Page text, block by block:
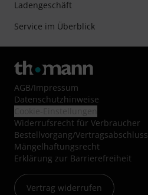
Ladengeschäft
Service im Überblick
AGB/Impressum
Datenschutzhinweise
Widerrufsrecht für Verbraucher
Bestellvorgang/Vertragsabschluss
Mängelhaftungsrecht
Erklärung zur Barrierefreiheit
Vertrag widerrufen